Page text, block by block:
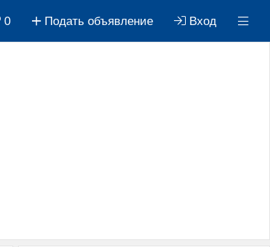
0 Подать объявление Вход